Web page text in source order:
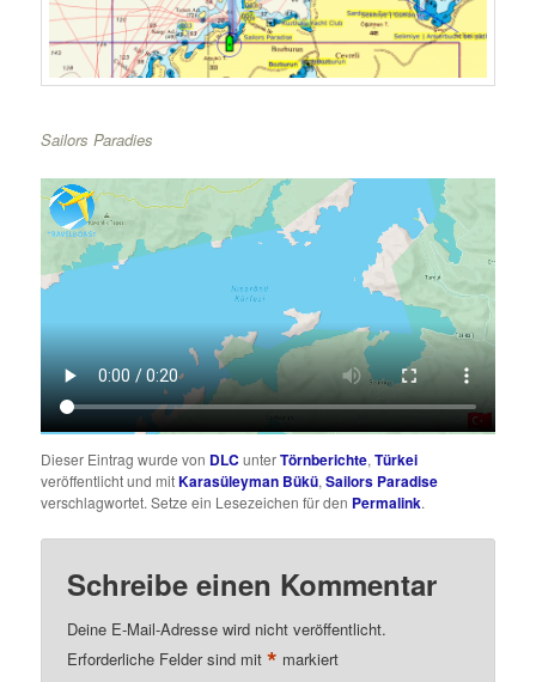
Sailors Paradies
Dieser Eintrag wurde von DLC unterTörnberichte,Türkei
veröffentlicht und mitKarasüleyman Bükü,Sailors Paradise
verschlagwortet. Setze ein Lesezeichen für den Permalink.
Schreibe einen Kommentar
Deine E-Mail-Adresse wird nicht veröffentlicht.
Erforderliche Felder sind mit* markiert